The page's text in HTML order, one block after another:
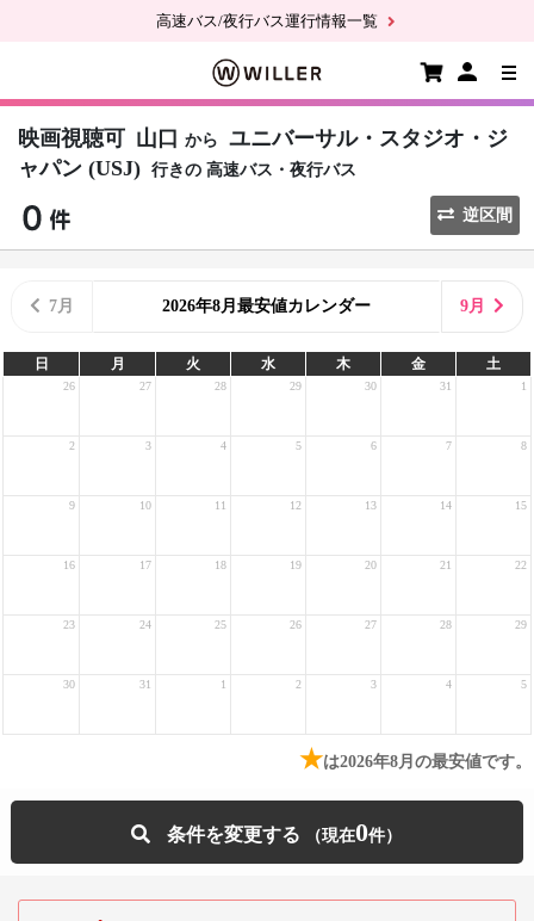
高速バス/夜行バス運行情報一覧
映画視聴可 山口 から
ユニバーサル・スタジオ・ジ
ャパン (USJ) 行きの 高速バス・夜行バス
逆区間
7月 2026年8月最安値カレンダー 9月
日 月 火 水 木 金 土
26 27 28 29 30 31 1
2 3 4 5 6 7 8
9 10 11 12 13 14 15
16 17 18 19 20 21 22
23 24 25 26 27 28 29
30 31 1 2 3 4 5
★は2026年8月の最安値です。
条件を変更する 0